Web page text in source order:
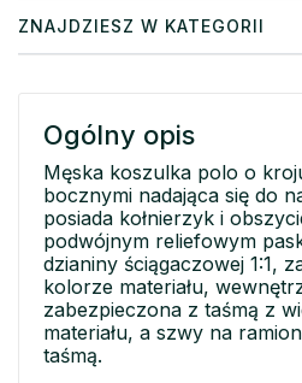
ZNAJDZIESZ W KATEGORII
Ogólny opis
Męska koszulka polo o
bocznymi nadająca się do
posiada kołnierzyk i
podwójnym reliefowym
dzianiny ściągaczowej 1:1,
kolorze materiału,
zabezpieczona z taśmą z
materiału, a szwy na
taśmą.